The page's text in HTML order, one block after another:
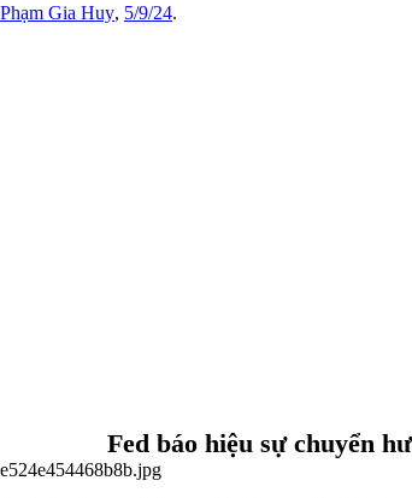
Gia Huy, 5/9/24.
Fed báo hiệu sự chuyển